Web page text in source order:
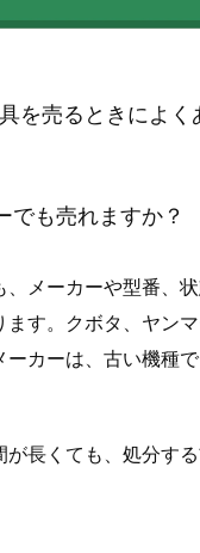
を売るときによく
でも売れますか？
、メーカーや型番、
ます。クボタ、ヤン
ーカーは、古い機種
が長くても、処分す